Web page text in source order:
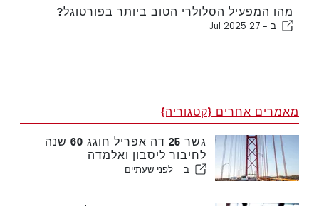
מהו המפעיל הסלולרי הטוב ביותר בפורטוגל?
ב - 27 Jul 2025
מאמרים אחרים {קטגוריה}
גשר 25 דה אפריל חוגג 60 שנה
לחיבור ליסבון ואלמדה
ב - לפני שעתיים